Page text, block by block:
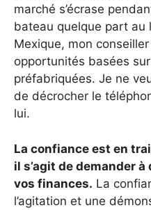
marché s’écrase
bateau quelque part au
Mexique, mon
opportunités basées
préfabriquées. Je ne
de décrocher le
lui.
La confiance est en
il s’agit de demander
vos finances. La
l’agitation et une